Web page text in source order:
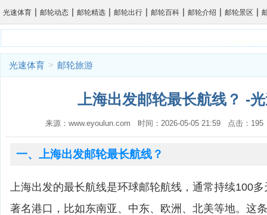
光速体育 | 邮轮动态 | 邮轮精选 | 邮轮出行 | 邮轮百科 | 邮轮介绍 | 邮轮景区 |
光速体育 > 邮轮旅游
上海出发邮轮最长航线？ -
来源：www.eyoulun.com 时间：2026-05-05 21:59 点击：
一、上海出发邮轮最长航线？
上海出发的最长航线是环球邮轮航线，通常持续100
著名港口，比如东南亚、中东、欧洲、北美等地。这